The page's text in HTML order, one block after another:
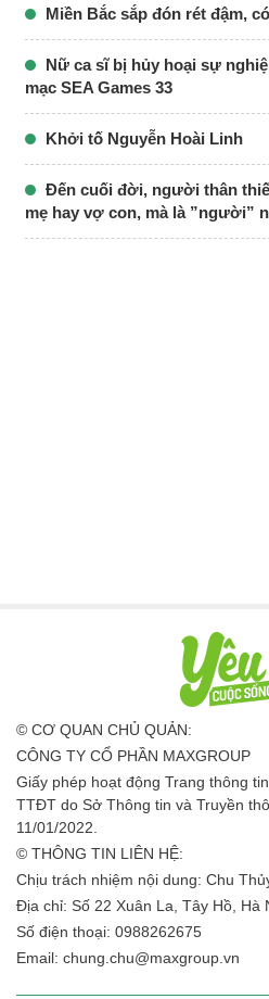
Miền Bắc sắp đón rét đậm,
Nữ ca sĩ bị hủy hoại sự
mạc SEA Games 33
Khởi tố Nguyễn Hoài Linh
Đến cuối đời, người thân
mẹ hay vợ con, mà là ”người”
© CƠ QUAN CHỦ QUẢN:
CÔNG TY CỔ PHẦN MAXGROUP
Giấy phép hoạt động Trang thông
TTĐT do Sở Thông tin và Truyền
11/01/2022.
© THÔNG TIN LIÊN HỆ:
Chịu trách nhiệm nội dung: Chu
Địa chỉ: Số 22 Xuân La, Tây Hồ, Hà
Số điện thoại: 0988262675
Email: chung.chu@maxgroup.vn